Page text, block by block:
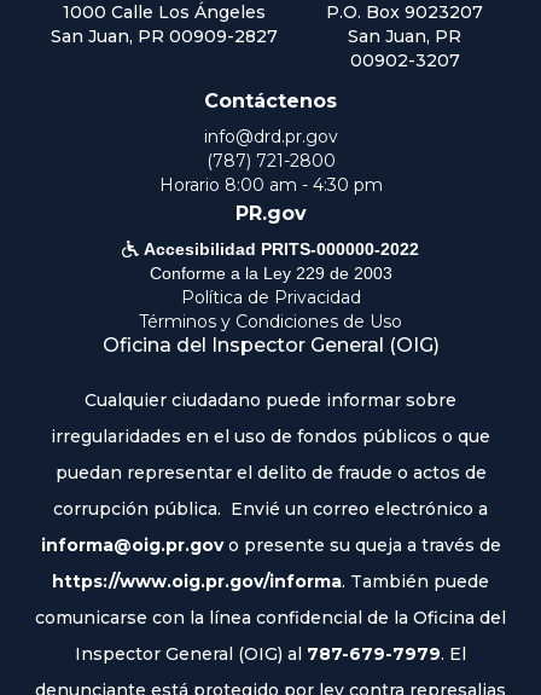
1000 Calle Los Ángeles
San Juan, PR 00909-2827
P.O. Box 9023207
San Juan, PR
00902-3207
Contáctenos
info@drd.pr.gov
(787) 721-2800
Horario 8:00 am - 4:30 pm
PR.gov
 Accesibilidad PRITS-000000-2022
Conforme a la Ley 229 de 2003
Política de Privacidad
Términos y Condiciones de Uso
Oficina del Inspector General (OIG)
Cualquier ciudadano puede informar sobre
irregularidades en el uso de fondos públicos o que
puedan representar el delito de fraude o actos de
corrupción pública. Envié un correo electrónico a
informa@oig.pr.govo presente su queja a través de
https://www.oig.pr.gov/informa. También puede
comunicarse con la línea confidencial de la Oficina del
Inspector General (OIG) al 787-679-7979. El
denunciante está protegido por ley contra represalias